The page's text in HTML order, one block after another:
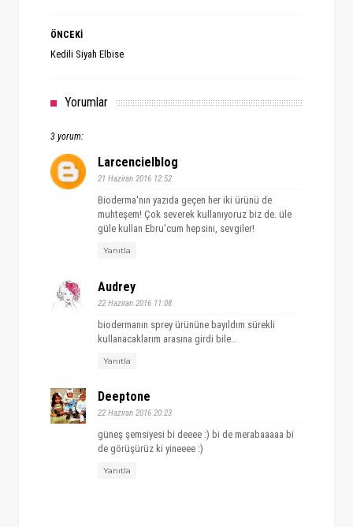
ÖNCEKİ
Kedili Siyah Elbise
Yorumlar
3 yorum:
Larcencielblog
21 Haziran 2016 12:52
Bioderma'nın yazıda geçen her iki ürünü de
muhteşem! Çok severek kullanıyoruz biz de. üle
güle kullan Ebru'cum hepsini, sevgiler!
Yanıtla
Audrey
22 Haziran 2016 11:08
biodermanın sprey ürününe bayıldım sürekli
kullanacaklarım arasına girdi bile..
Yanıtla
Deeptone
22 Haziran 2016 20:23
güneş şemsiyesi bi deeee :) bi de merabaaaaa bi
de görüşürüz ki yineeee :)
Yanıtla